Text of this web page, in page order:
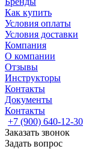
Как купить
Условия оплаты
Условия доставки
Компания
О компании
Отзывы
Инструкторы
Контакты
Документы
Контакты
+7 (900) 640-12-30
Заказать звонок
Задать вопрос